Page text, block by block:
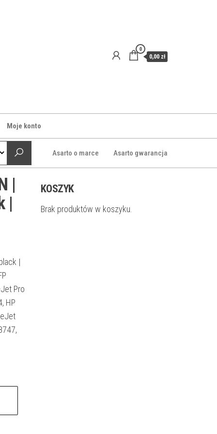
0
0,00 zł
Moje konto
Asarto o marce Asarto gwarancja
|
|
|
Pro
HP
KOSZYK
Brak produktów w koszyku.